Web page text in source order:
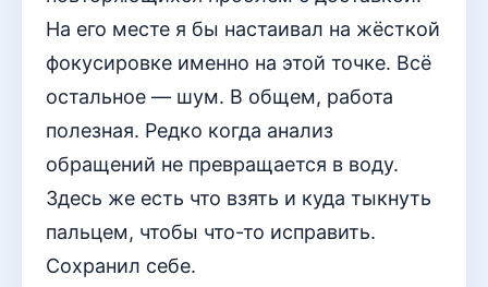
На его месте я бы настаивал на жёсткой
фокусировке именно на этой точке. Всё
остальное — шум. В общем, работа
полезная. Редко когда анализ
обращений не превращается в воду.
Здесь же есть что взять и куда тыкнуть
пальцем, чтобы что-то исправить.
Сохранил себе.